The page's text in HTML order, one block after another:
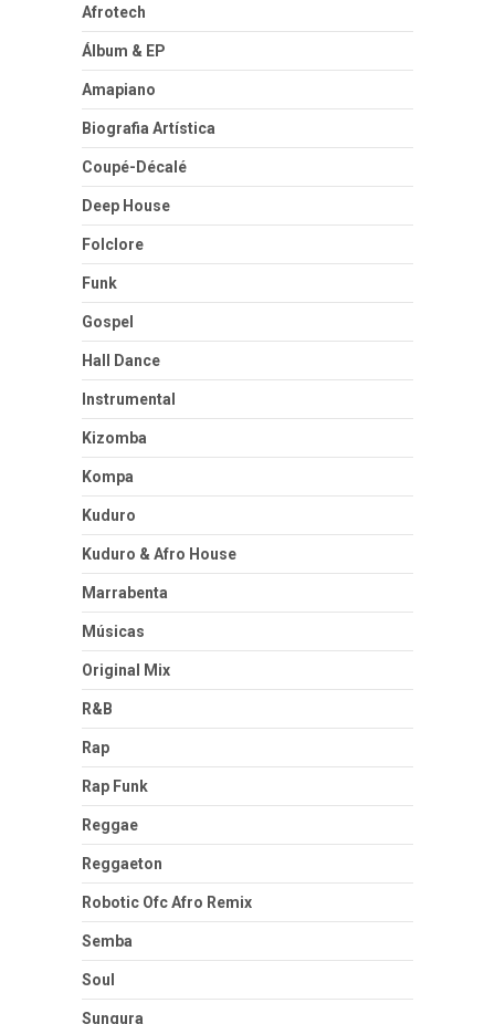
Afrotech
Álbum & EP
Amapiano
Biografia Artística
Coupé-Décalé
Deep House
Folclore
Funk
Gospel
Hall Dance
Instrumental
Kizomba
Kompa
Kuduro
Kuduro & Afro House
Marrabenta
Músicas
Original Mix
R&B
Rap
Rap Funk
Reggae
Reggaeton
Robotic Ofc Afro Remix
Semba
Soul
Sungura